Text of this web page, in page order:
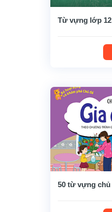
Từ vựng lớp
50 từ vựng chủ